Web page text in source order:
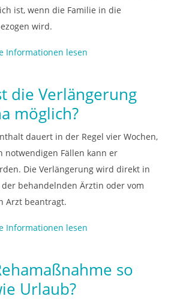
ist, wenn die Familie in die
wird.
Informationen lesen
die Verlängerung
möglich?
dauert in der Regel vier Wochen,
notwendigen Fällen kann er
Die Verlängerung wird direkt in
behandelnden Ärztin oder vom
Arzt beantragt.
Informationen lesen
so
Urlaub?